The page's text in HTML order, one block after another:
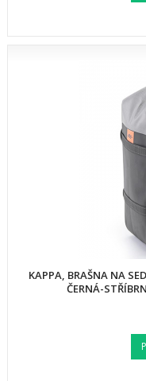
KAPPA, BRAŠNA NA
ČERNÁ-